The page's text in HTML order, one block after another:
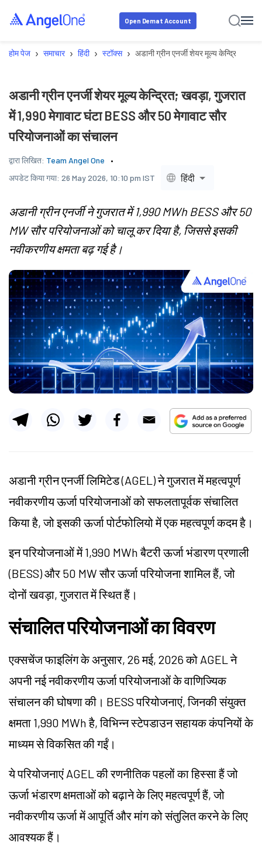
Open Demat Account
होम पेज › समाचार › हिंदी › स्टॉक्स › अडानी ग्रीन एनर्जी शेयर मूल्य केन्द्रित;
अडानी ग्रीन एनर्जी शेयर मूल्य केन्द्रित; खवड़ा, गुजरात
में 1,990 मेगावाट घंटा BESS और 50 मेगावाट सौर
परियोजनाओं का संचालन
द्वारा लिखित: Team Angel One
अपडेट किया गया: 26 May 2026, 10:10 pm IST हिंदी
अडानी ग्रीन एनर्जी ने गुजरात में 1,990 MWh BESS और 50
MW सौर परियोजनाओं को चालू कर दिया है, जिससे इसकी
नवीकरणीय क्षमता बढ़ गई है।
अडानी ग्रीन एनर्जी लिमिटेड (AGEL) ने गुजरात में महत्वपूर्ण
नवीकरणीय ऊर्जा परियोजनाओं को सफलतापूर्वक संचालित
किया है, जो इसकी ऊर्जा पोर्टफोलियो में एक महत्वपूर्ण कदम है।
इन परियोजनाओं में 1,990 MWh बैटरी ऊर्जा भंडारण प्रणाली
(BESS) और 50 MW सौर ऊर्जा परियोजना शामिल हैं, जो
दोनों खवड़ा, गुजरात में स्थित हैं।
संचालित परियोजनाओं का विवरण
एक्सचेंज फाइलिंग के अनुसार, 26 मई, 2026 को AGEL ने
अपनी नई नवीकरणीय ऊर्जा परियोजनाओं के वाणिज्यिक
संचालन की घोषणा की। BESS परियोजनाएं, जिनकी संयुक्त
क्षमता 1,990 MWh है, विभिन्न स्टेपडाउन सहायक कंपनियों के
माध्यम से विकसित की गईं।
ये परियोजनाएं AGEL की रणनीतिक पहलों का हिस्सा हैं जो
ऊर्जा भंडारण क्षमताओं को बढ़ाने के लिए महत्वपूर्ण हैं, जो
नवीकरणीय ऊर्जा में आपूर्ति और मांग को संतुलित करने के लिए
आवश्यक हैं।